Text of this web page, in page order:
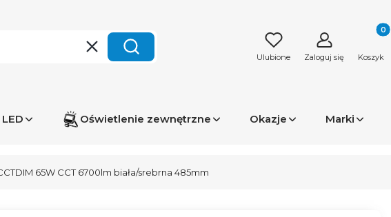
WyczyśćSzukaj Ulubione Zaloguj się Koszyk
Oświetlenie zewnętrzne Okazje Marki
65W CCT 6700lm biała/srebrna 485mm